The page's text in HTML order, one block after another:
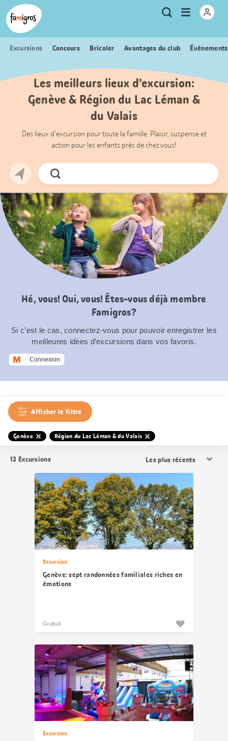
Signets
de
navigation
Header
Logo Métanavigation
RechercheOuvrir
Excursions Concours Bricoler Avantages du club
Les meilleurs lieux d’excursion:
Genève & Région du Lac Léman &
du Valais
Des lieux d’excursion pour toute la famille. Plaisir, suspense et
action pour les enfants près de chez vous!
Chercher
Hé, vous! Oui, vous! Êtes-vous déjà membre
Famigros?
Si c’est le cas, connectez-vous pour pouvoir enregistrer les
meilleures idées d’excursions dans vos favoris.
Connexion
Afficher le filtre
Genève Région du Lac Léman & du Valais
13 Excursions
les
résultats
Excursion
Genève: sept randonnées familiales riches en
émotions
Gratuit
Excursion